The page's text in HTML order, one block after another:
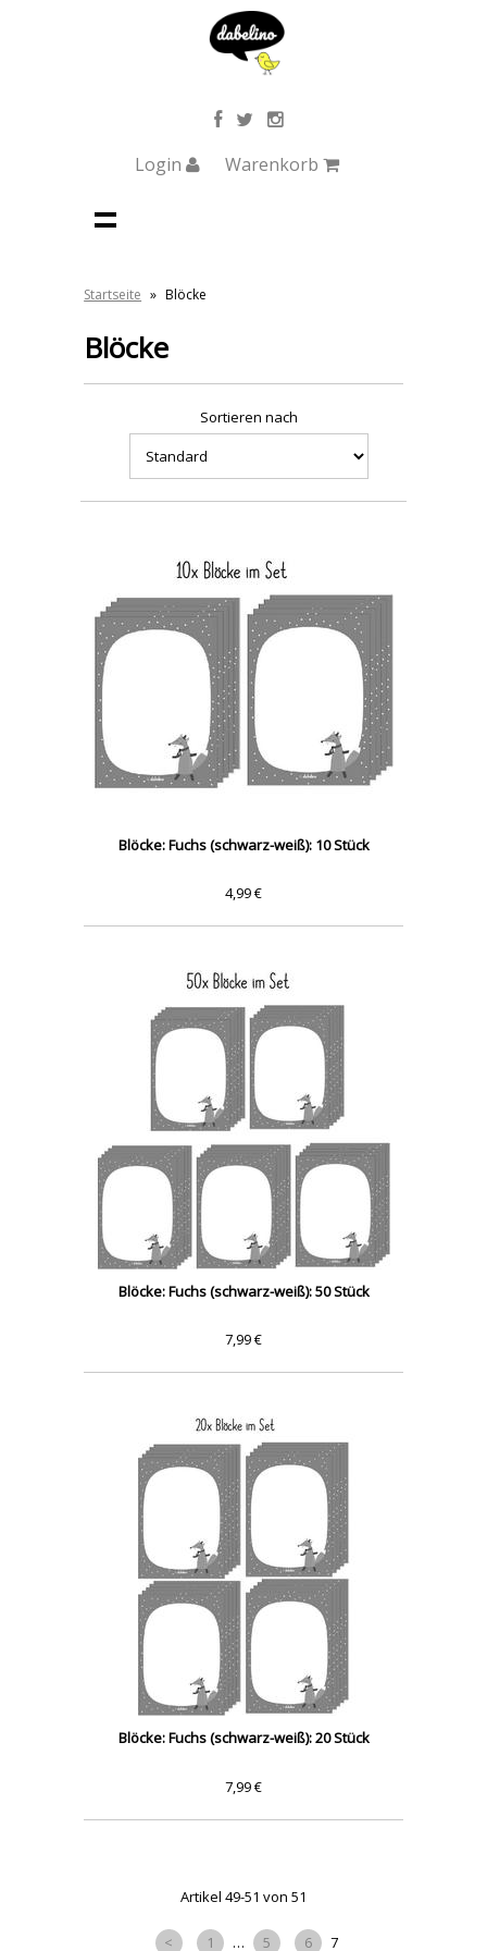
Login Warenkorb
Startseite » Blöcke
Blöcke
Sortieren nach
Blöcke: Fuchs (schwarz-weiß): 10 Stück
4,99 €
Blöcke: Fuchs (schwarz-weiß): 50 Stück
7,99 €
Blöcke: Fuchs (schwarz-weiß): 20 Stück
7,99 €
Artikel 49-51 von 51
< 1 … 5 6 7